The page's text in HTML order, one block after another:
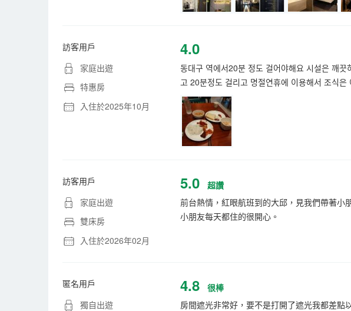
訪客用戶
家庭出遊
特惠房
入住於2025年10月
4.0
동대구 역에서20분 정도 걸어야해요 시설은 깨
고 20분정도 걸리고 명절연휴에 이용해서 조식
訪客用戶
家庭出遊
雙床房
入住於2026年02月
5.0 超讚
前台熱情，紅眼航班到的大邱，見我們帶著小
小朋友每天都住的很開心。
匿名用戶
獨自出遊
4.8 很棒
房間遮光非常好，要不是打開了遮光我都差